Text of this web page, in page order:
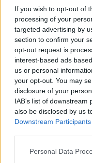
If you wish to opt-out of
processing of your
targeted advertising by
section to confirm your
opt-out request is
interest-based ads
us or personal
your opt-out. You may
disclosure of your
IAB’s list of
also be disclosed by us
Downstream Participants
Please note that this
Personal Data
A közelmúltbeli
a Betar US
nyomást
amíg az összes
időzített
fenntartotta,
felfegyverzett
megakadályozni
A Betart 1923-
a szervezet